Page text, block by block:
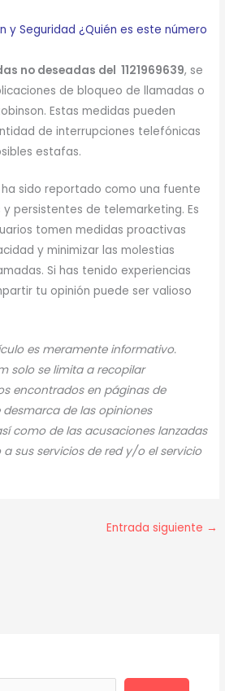
y Seguridad ¿Quién es este número
no deseadas del 1121969639, se
de bloqueo de llamadas o
Estas medidas pueden
de interrupciones telefónicas
estafas.
ha sido reportado como una fuente
persistentes de telemarketing. Es
tomen medidas proactivas
y minimizar las molestias
Si has tenido experiencias
tu opinión puede ser valioso
es meramente informativo.
solo se limita a recopilar
encontrados en páginas de
de las opiniones
como de las acusaciones lanzadas
sus servicios de red y/o el servicio
Entrada siguiente →